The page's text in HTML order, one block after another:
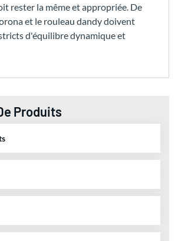
rester la même et appropriée. De
et le rouleau dandy doivent
d'équilibre dynamique et
Produits